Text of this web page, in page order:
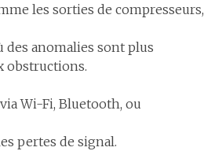
les sorties de compresseurs,
des anomalies sont plus
obstructions.
Wi-Fi, Bluetooth, ou
pertes de signal.